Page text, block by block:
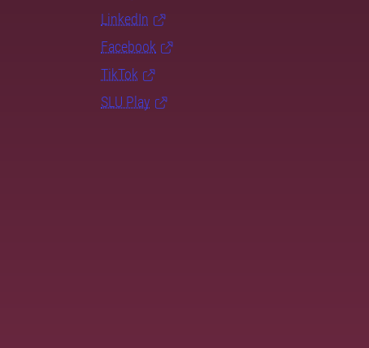
LinkedIn
Facebook
TikTok
SLU Play